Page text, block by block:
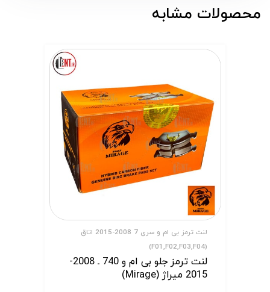
محصولات مشابه
لنت ترمز بی ام و سری 7 2008-2015 اتاق
(F01,F02,F03,F04)
لنت ترمز جلو بی ام و 740 ـ 2008-
2015 میراژ (Mirage)